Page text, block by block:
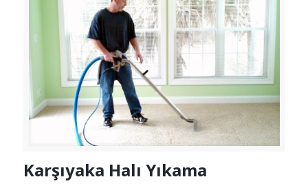
Karşıyaka Halı Yıkama